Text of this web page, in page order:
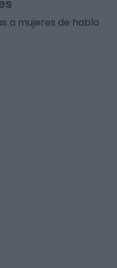
a mujeres de habla